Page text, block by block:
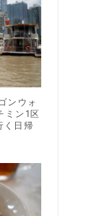
ンウォ
ミン1区
く日帰